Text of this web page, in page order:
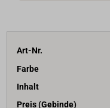
Art-Nr.
Farbe
Inhalt
Preis (Gebinde)